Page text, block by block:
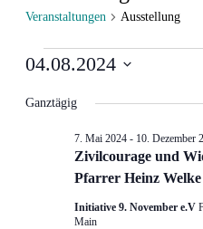
Veranstaltungen Ausstellung
Veranstaltungen
4.
August
04.08.2024
wählen.
Ganztägig
Zi­vil­cou­ra­ge und
Pfar­rer Heinz Welke
7. Mai 2024- 10. Dezember
Initiative 9. November e.V
Main